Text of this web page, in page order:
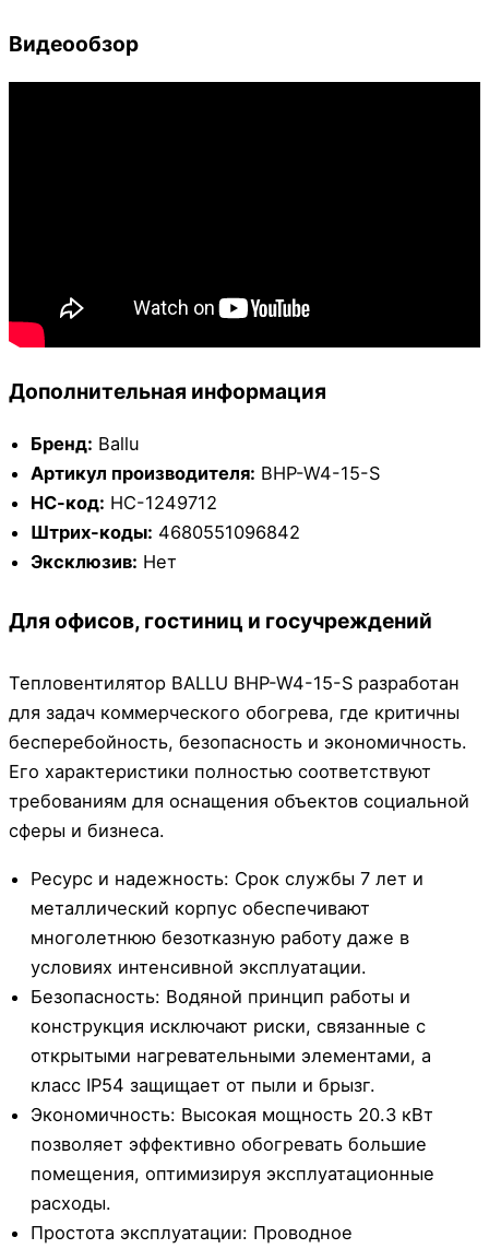
Видеообзор
Дополнительная информация
Бренд: Ballu
Артикул производителя: BHP-W4-15-S
НС-код: НС-1249712
Штрих-коды: 4680551096842
Эксклюзив: Нет
Для офисов, гостиниц и госучреждений
Тепловентилятор BALLU BHP-W4-15-S разработан
для задач коммерческого обогрева, где критичны
бесперебойность, безопасность и экономичность.
Его характеристики полностью соответствуют
требованиям для оснащения объектов социальной
сферы и бизнеса.
Ресурс и надежность: Срок службы 7 лет и
металлический корпус обеспечивают
многолетнюю безотказную работу даже в
условиях интенсивной эксплуатации.
Безопасность: Водяной принцип работы и
конструкция исключают риски, связанные с
открытыми нагревательными элементами, а
класс IP54 защищает от пыли и брызг.
Экономичность: Высокая мощность 20.3 кВт
позволяет эффективно обогревать большие
помещения, оптимизируя эксплуатационные
расходы.
Простота эксплуатации: Проводное